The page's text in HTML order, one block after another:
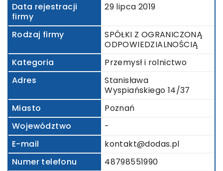
Data rejestracji
firmy
29 lipca 2019
Rodzaj firmy
SPÓŁKI Z OGRANICZONĄ
ODPOWIEDZIALNOŚCIĄ
Kategoria
Przemysł i rolnictwo
Adres
Stanisława
Wyspiańskiego 14/37
Miasto
Poznań
Województwo
-
E-mail
kontakt@dodas.pl
Numer telefonu
48798551990